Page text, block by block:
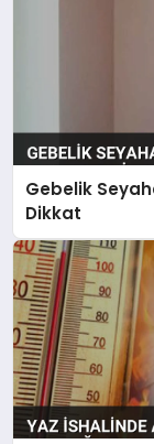
Gebelik
Dikkat